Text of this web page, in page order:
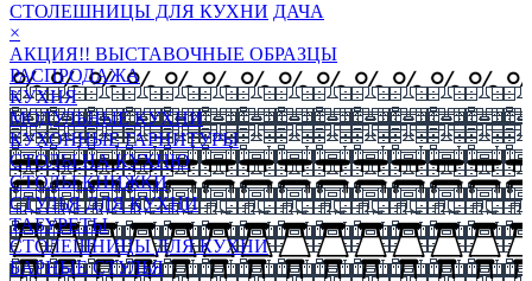
СТОЛЕШНИЦЫ ДЛЯ КУХНИ ДАЧА
×
АКЦИЯ!! ВЫСТАВОЧНЫЕ ОБРАЗЦЫ
РАСПРОДАЖА
КУХНЯ
МОДУЛЬНЫЕ КУХНИ
КУХОННЫЕ ГАРНИТУРЫ
СТОЛЫ НА КУХНЮ
СТОЛЫ КНИЖКИ
СТУЛЬЯ ДЛЯ КУХНИ
ТАБУРЕТЫ
СТОЛЕШНИЦЫ ДЛЯ КУХНИ
БАРНЫЕ СТУЛЬЯ